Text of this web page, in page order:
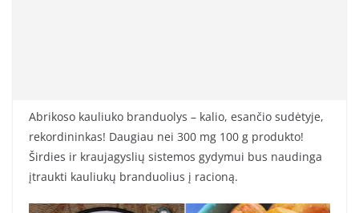
Abrikoso kauliuko branduolys – kalio, esančio sudėtyje,
rekordininkas! Daugiau nei 300 mg 100 g produkto!
Širdies ir kraujagyslių sistemos gydymui bus naudinga
įtraukti kauliukų branduolius į racioną.